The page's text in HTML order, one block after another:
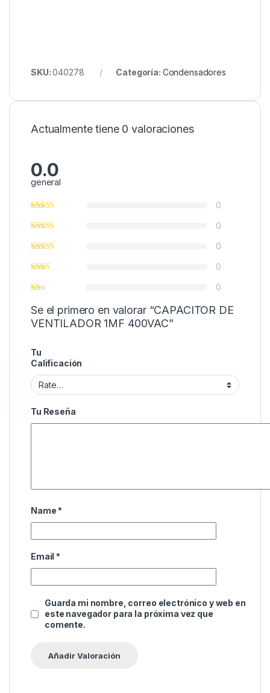
SKU:040278 Categoría: Condensadores
Actualmente tiene 0 valoraciones
0.0
general
0
0
0
0
0
Se el primero en valorar “CAPACITOR DE
VENTILADOR 1MF 400VAC”
Tu
Calificación
Tu Reseña
Name *
Email *
Guarda mi nombre, correo electrónico y web en
este navegador para la próxima vez que
comente.